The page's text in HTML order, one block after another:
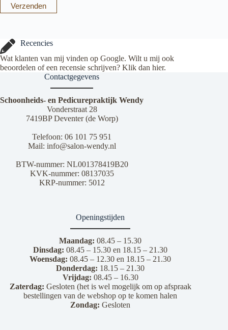
Verzenden
Recencies
Wat klanten van mij vinden op Google. Wilt u mij ook
beoordelen of een recensie schrijven? Klik dan hier.
Contactgegevens
Schoonheids- en Pedicurepraktijk Wendy
Vonderstraat 28
7419BP Deventer (de Worp)
Telefoon: 06 101 75 951
Mail: info@salon-wendy.nl
BTW-nummer: NL001378419B20
KVK-nummer: 08137035
KRP-nummer: 5012
Openingstijden
Maandag:08.45 – 15.30
Dinsdag: 08.45 – 15.30 en 18.15 – 21.30
Woensdag: 08.45 – 12.30 en 18.15 – 21.30
Donderdag: 18.15 – 21.30
Vrijdag: 08.45 – 16.30
Zaterdag: Gesloten (het is wel mogelijk om op afspraak
bestellingen van de webshop op te komen halen
Zondag: Gesloten